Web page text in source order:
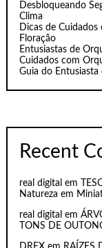
Desbloqueando
Clima
Dicas de
Floração
Entusiastas de
Cuidados com
Guia do Entusiasta
Recent
real digital em
Natureza em
real digital em
TONS DE